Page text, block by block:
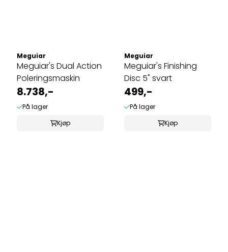
Meguiar
Meguiar's Dual Action
Poleringsmaskin
8.738,-
På lager
Kjøp
Meguiar
Meguiar's Finishing
Disc 5" svart
499,-
På lager
Kjøp